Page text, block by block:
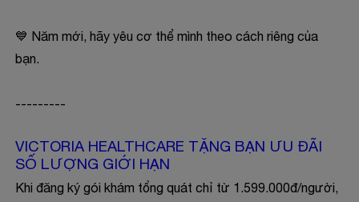
💙 Năm mới, hãy yêu cơ thể mình theo cách riêng của
bạn.
---------
VICTORIA HEALTHCARE TẶNG BẠN ƯU ĐÃI
SỐ LƯỢNG GIỚI HẠN
Khi đăng ký gói khám tổng quát chỉ từ 1.599.000đ/người,